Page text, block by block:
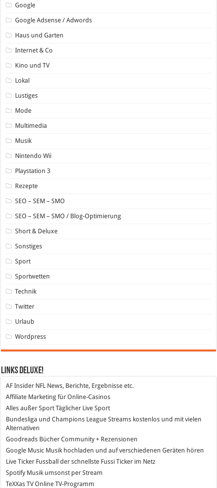
Google
Google Adsense / Adwords
Haus und Garten
Internet & Co
Kino und TV
Lokal
Lustiges
Mode
Multimedia
Musik
Nintendo Wii
Playstation 3
Rezepte
SEO – SEM – SMO
SEO – SEM – SMO / Blog-Optimierung
Short & Deluxe
Sonstiges
Sport
Sportwetten
Technik
Twitter
Urlaub
Wordpress
Links DeLuXe!
AF Insider NFL News, Berichte, Ergebnisse etc.
Affiliate Marketing für Online-Casinos
Alles außer Sport Täglicher Live Sport
Bundesliga und Champions League Streams kostenlos und mit vielen
Alternativen
Goodreads Bücher Community + Rezensionen
Google Music Musik hochladen und auf verschiedenen Geräten hören
Live Ticker Fussball der schnellste Fussi Ticker im Netz
SpotifyMusik umsonst per Stream
TeXXas TVOnline TV-Programm